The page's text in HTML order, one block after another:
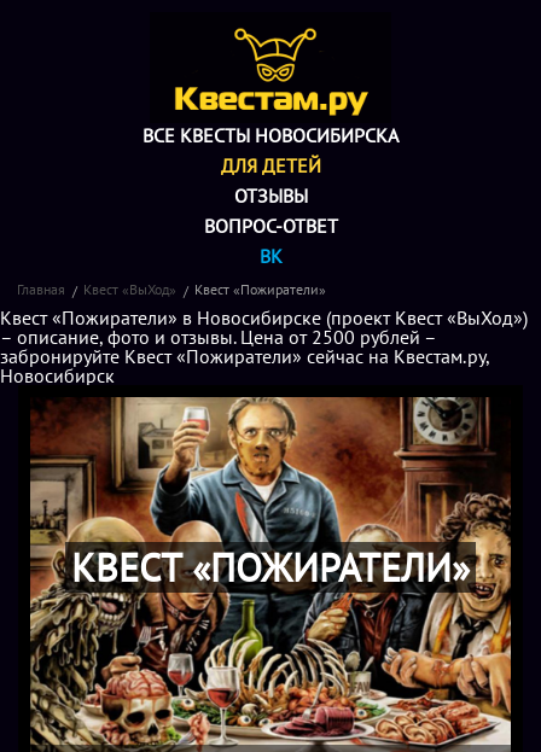
ВСЕ КВЕСТЫ НОВОСИБИРСКА
ДЛЯ ДЕТЕЙ
ОТЗЫВЫ
ВОПРОС-ОТВЕТ
ВК
Главная Квест «ВыХод» Квест «Пожиратели»
Квест «Пожиратели» в Новосибирске (проект Квест «ВыХод»)
– описание, фото и отзывы. Цена от 2500 рублей –
забронируйте Квест «Пожиратели» сейчас на Квестам.ру,
Новосибирск
КВЕСТ «ПОЖИРАТЕЛИ»